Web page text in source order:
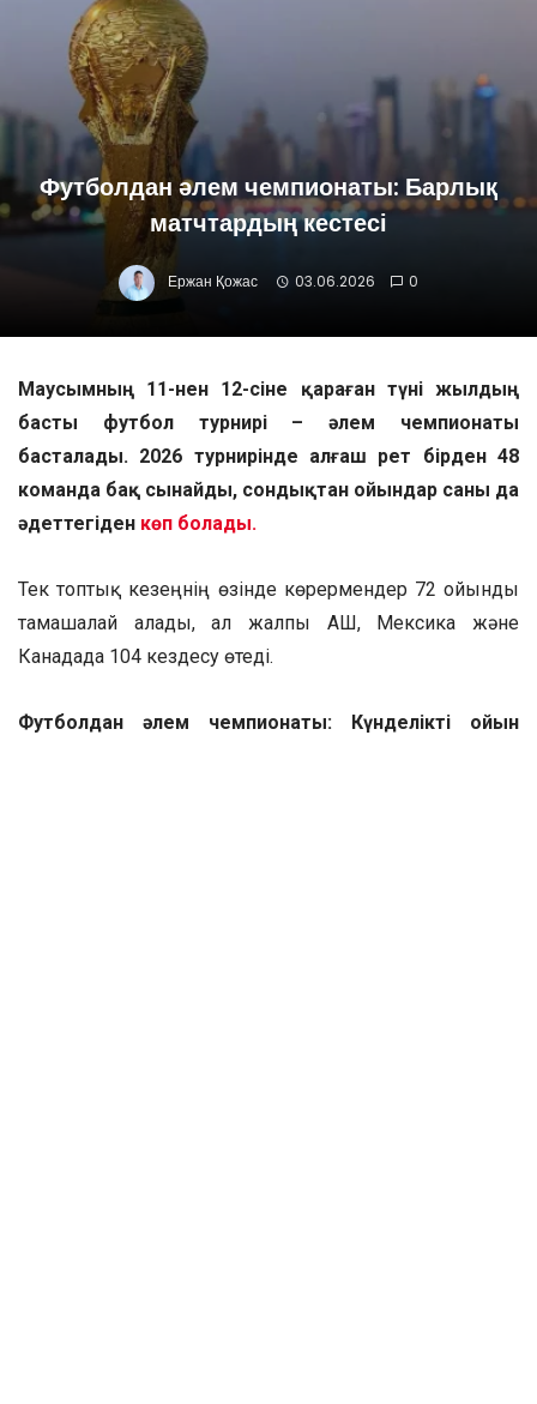
Футболдан әлем чемпионаты: Барлық
матчтардың кестесі
Ержан Қожас 03.06.2026 0
Маусымның 11-нен 12-сіне қараған түні жылдың
басты футбол турнирі – әлем чемпионаты
басталады. 2026 турнирінде алғаш рет бірден 48
команда бақ сынайды, сондықтан ойындар саны да
әдеттегіден көп болады.
Тек топтық кезеңнің өзінде көрермендер 72 ойынды
тамашалай алады, ал жалпы АҚШ, Мексика және
Канадада 104 кездесу өтеді.
Футболдан әлем чемпионаты: Күнделікті ойын